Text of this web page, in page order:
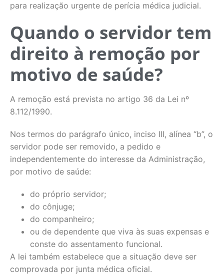
para realização urgente de perícia médica judicial.
Quando o servidor tem
direito à remoção por
motivo de saúde?
A remoção está prevista no artigo 36 da Lei nº
8.112/1990.
Nos termos do parágrafo único, inciso III, alínea “b”, o
servidor pode ser removido, a pedido e
independentemente do interesse da Administração,
por motivo de saúde:
do próprio servidor;
do cônjuge;
do companheiro;
ou de dependente que viva às suas expensas e
conste do assentamento funcional.
A lei também estabelece que a situação deve ser
comprovada por junta médica oficial.